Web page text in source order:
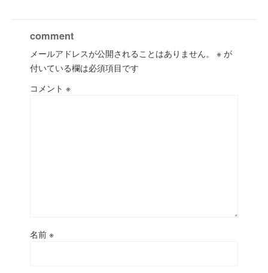
comment
メールアドレスが公開されることはありません。 ※ が
付いている欄は必須項目です
コメント ※
名前 ※